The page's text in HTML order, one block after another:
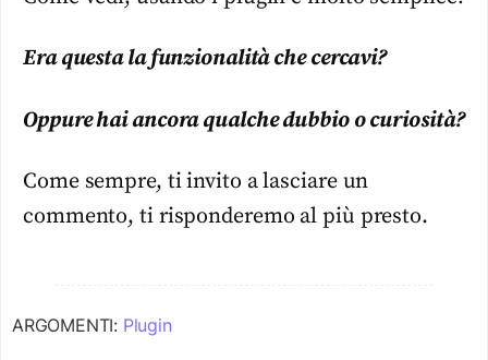
Era questa la funzionalità che cercavi?
Oppure hai ancora qualche dubbio o curiosità?
Come sempre, ti invito a lasciare un
commento, ti risponderemo al più presto.
ARGOMENTI: Plugin